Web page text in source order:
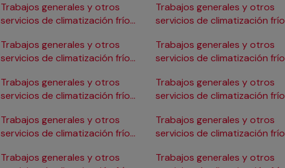
Trabajos generales y otros
servicios de climatización frío
Trabajos generales y otros
servicios de climatización frío
Trabajos generales y otros
servicios de climatización frío
Trabajos generales y otros
servicios de climatización frío
Trabajos generales y otros
Trabajos generales y otros
servicios de climatización frío
Trabajos generales y otros
servicios de climatización frío
Trabajos generales y otros
servicios de climatización frío
Trabajos generales y otros
servicios de climatización frío
Trabajos generales y otros